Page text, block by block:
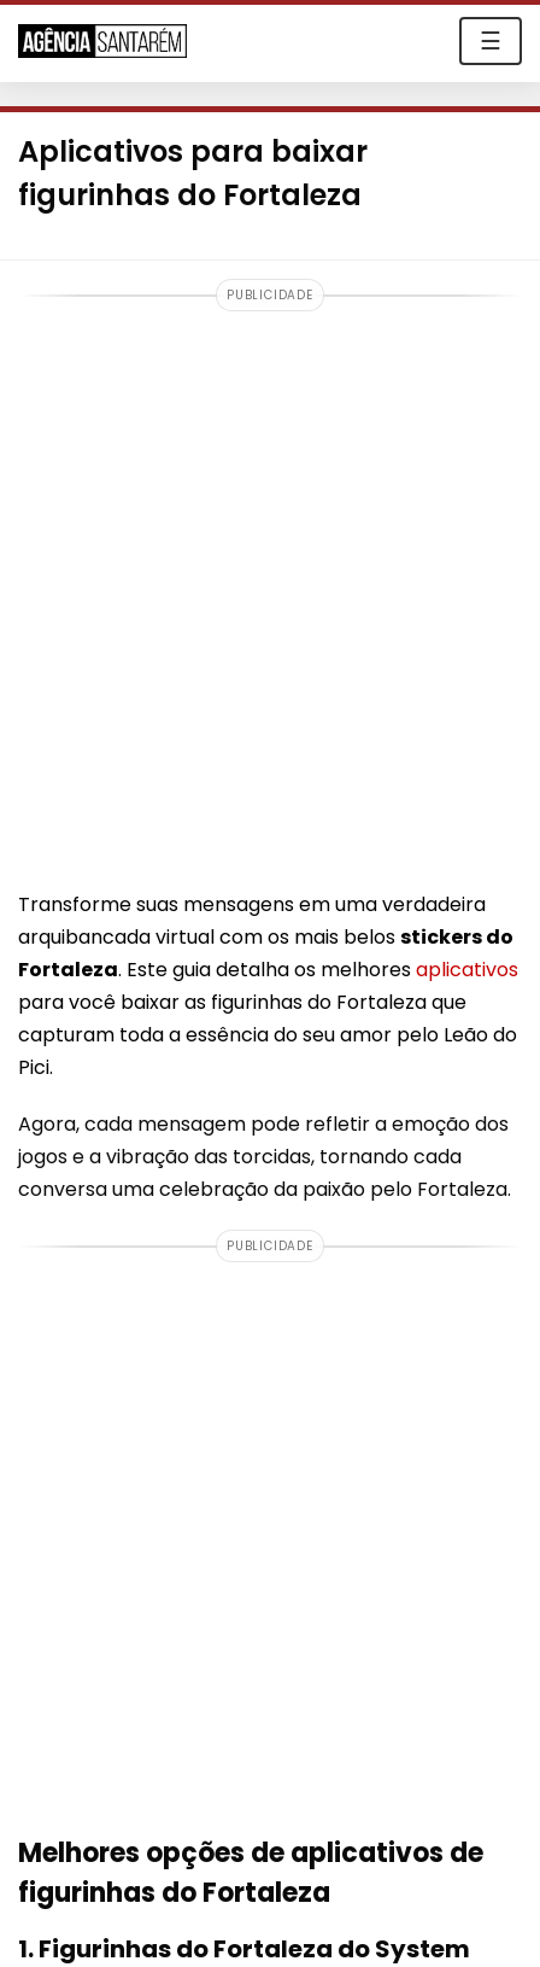
☰
Aplicativos para baixar
figurinhas do Fortaleza
PUBLICIDADE
Transforme suas mensagens em uma verdadeira
arquibancada virtual com os mais belosstickers do
Fortaleza. Este guia detalha os melhoresaplicativos
para você baixar as figurinhas do Fortaleza que
capturam toda a essência do seu amor pelo Leão do
Pici.
Agora, cada mensagem pode refletir a emoção dos
jogos e a vibração das torcidas, tornando cada
conversa uma celebração da paixão pelo Fortaleza.
PUBLICIDADE
Melhores opções de aplicativos de
figurinhas do Fortaleza
1. Figurinhas do Fortaleza do System